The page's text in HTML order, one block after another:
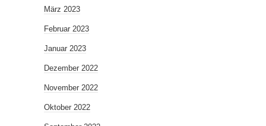
März 2023
Februar 2023
Januar 2023
Dezember 2022
November 2022
Oktober 2022